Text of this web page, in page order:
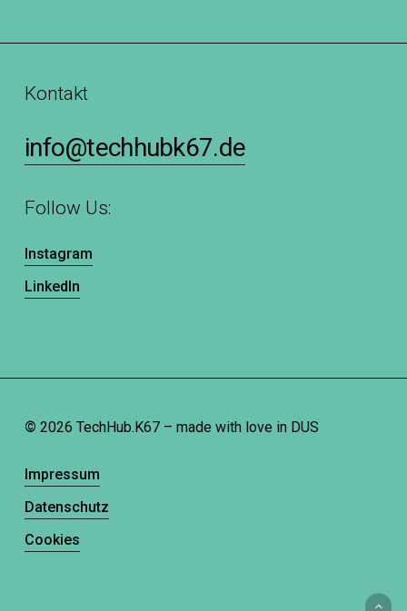
Kontakt
info@techhubk67.de
Follow Us:
Instagram
LinkedIn
©2026 TechHub.K67 – made with love in DUS
Impressum
Datenschutz
Cookies